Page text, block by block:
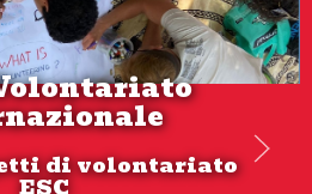
sono i nostri
DI PIÙ